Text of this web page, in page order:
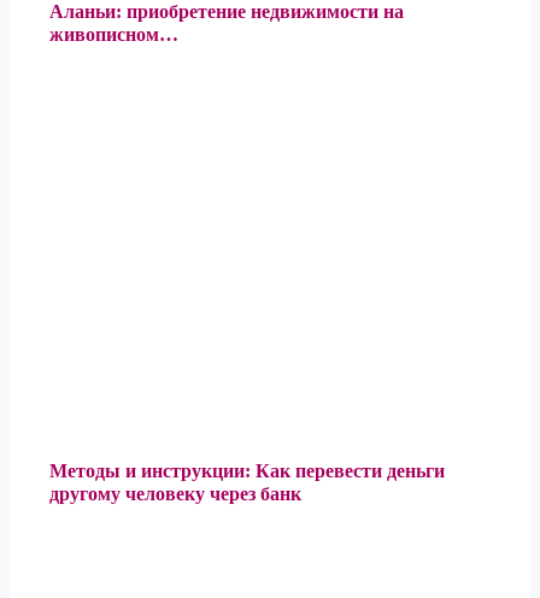
Аланьи: приобретение недвижимости на
живописном…
Методы и инструкции: Как перевести деньги
другому человеку через банк